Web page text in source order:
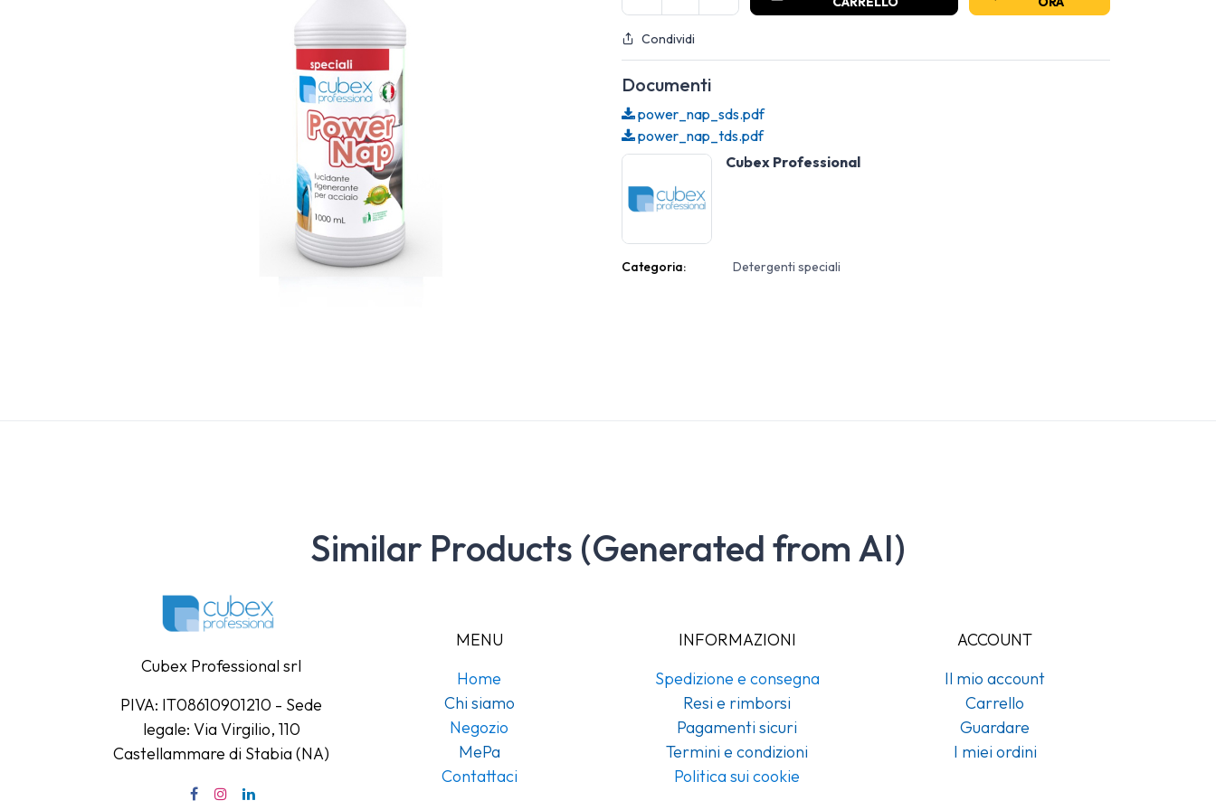
Condividi
Documenti
power_nap_sds.pdf
power_nap_tds.pdf
Cubex Professional
Categoria: Detergenti speciali
Similar Products (Generated from AI)
Cubex Professional srl
PIVA: IT08610901210 - Sede
legale: Via Virgilio, 110
Castellammare di Stabia (NA)
MENU
Home
Chi siamo
Negozio
MePa
Contattaci
INFORMAZIONI
Spedizione e consegna
Resi e rimborsi
Pagamenti sicuri
Termini e condizioni
Politica sui cookie
ACCOUNT
Il mio account
Carrello
Guardare
I miei ordini